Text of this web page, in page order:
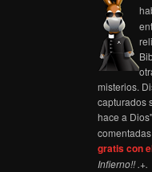
misterios.
capturados
hace a
gratis con
Infierno!! .+.